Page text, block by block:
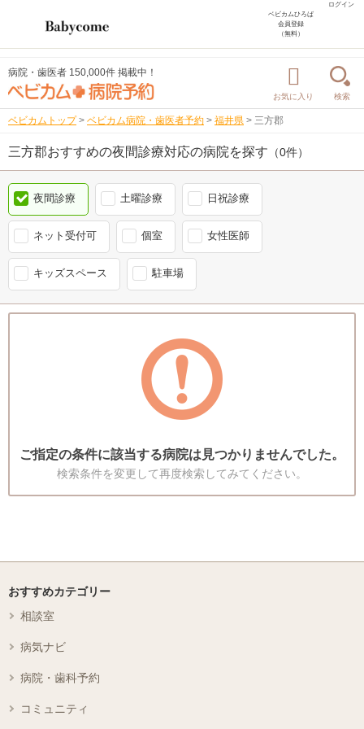
ログイン
ベビカムひろば
会員登録
（無料）
病院・歯医者 150,000件 掲載中！
お気に入り 検索
ベビカムトップ > ベビカム病院・歯医者予約 > 福井県 > 三方郡
三方郡おすすめの夜間診療対応の病院を探す （0件）
夜間診療 土曜診療 日祝診療
ネット受付可 個室 女性医師
キッズスペース 駐車場
ご指定の条件に該当する病院は見つかりませんでした。
検索条件を変更して再度検索してみてください。
おすすめカテゴリー
相談室
病気ナビ
病院・歯科予約
コミュニティ